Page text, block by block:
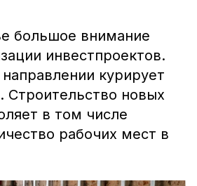
большое внимание
инвестпроектов.
курирует
Строительство новых
в том числе
рабочих мест в